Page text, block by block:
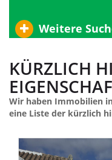
Weitere
KÜRZLICH
Wir haben Immobilien
eine Liste der kürzlich